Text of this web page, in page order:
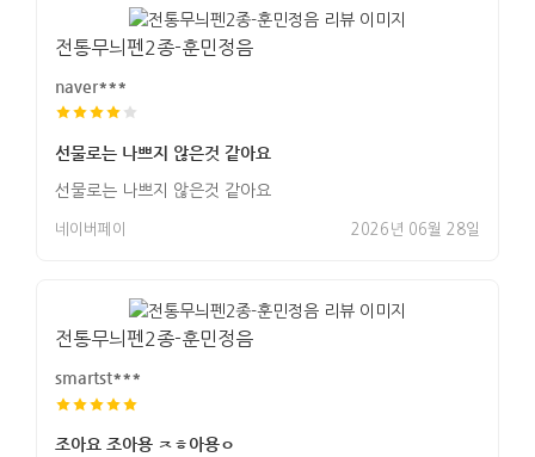
전통무늬펜2종-훈민정음
naver***
선물로는 나쁘지 않은것 같아요
선물로는 나쁘지 않은것 같아요
네이버페이 2026년 06월 28일
전통무늬펜2종-훈민정음
smartst***
조아요 조아용 ㅈㅎ아용ㅇ